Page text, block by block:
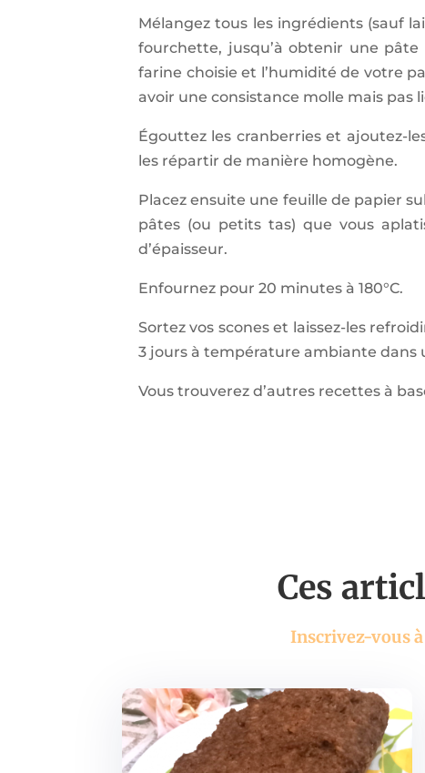
Mélangez tous les ingrédients (sauf
fourchette, jusqu’à obtenir une
farine choisie et l’humidité de votre
avoir une consistance molle mais pas
Égouttez les cranberries et ajoutez-
les répartir de manière homogène.
Placez ensuite une feuille de papier
pâtes (ou petits tas) que vous
d’épaisseur.
Enfournez pour 20 minutes à 180°C.
Sortez vos scones et laissez-les
3 jours à température ambiante dans
Vous trouverez d’autres recettes à
Ces
Inscrivez-vous